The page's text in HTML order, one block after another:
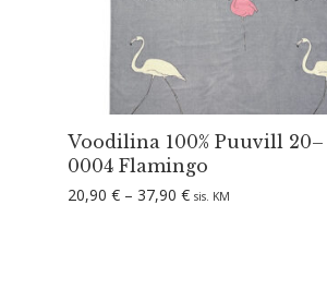
Voodilina 100% Puuvill 20–
0004 Flamingo
20,90 € – 37,90 €Hinnavahemik:
sis. KM